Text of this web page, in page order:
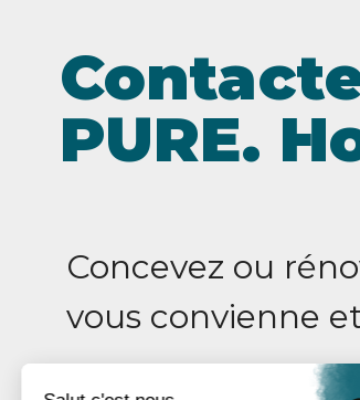
PURE.
Concevez ou
vous convienne